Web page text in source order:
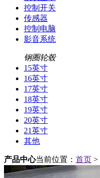
控制开关
传感器
控制电脑
影音系统
钢圈轮毂
15英寸
16英寸
17英寸
18英寸
19英寸
20英寸
21英寸
其他
产品中心当前位置： 首页 >